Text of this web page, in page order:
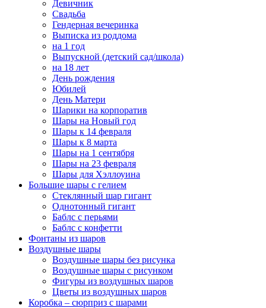
Девичник
Свадьба
Гендерная вечеринка
Выписка из роддома
на 1 год
Выпускной (детский сад/школа)
на 18 лет
День рождения
Юбилей
День Матери
Шарики на корпоратив
Шары на Новый год
Шары к 14 февраля
Шары к 8 марта
Шары на 1 сентября
Шары на 23 февраля
Шары для Хэллоуина
Большие шары с гелием
Стеклянный шар гигант
Однотонный гигант
Баблс с перьями
Баблс с конфетти
Фонтаны из шаров
Воздушные шары
Воздушные шары без рисунка
Воздушные шары с рисунком
Фигуры из воздушных шаров
Цветы из воздушных шаров
Коробка – сюрприз с шарами